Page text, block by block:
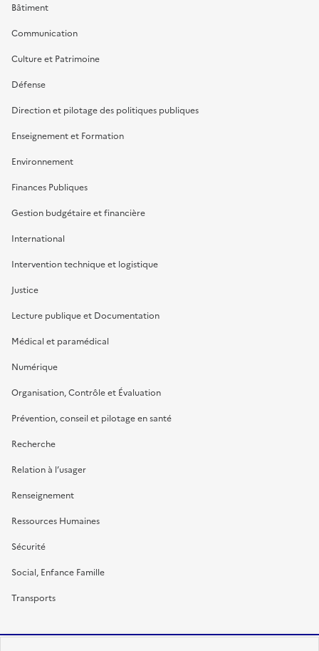
Bâtiment
Communication
Culture et Patrimoine
Défense
Direction et pilotage des politiques publiques
Enseignement et Formation
Environnement
Finances Publiques
Gestion budgétaire et financière
International
Intervention technique et logistique
Justice
Lecture publique et Documentation
Médical et paramédical
Numérique
Organisation, Contrôle et Évaluation
Prévention, conseil et pilotage en santé
Recherche
Relation à l’usager
Renseignement
Ressources Humaines
Sécurité
Social, Enfance Famille
Transports